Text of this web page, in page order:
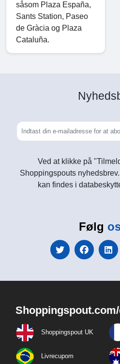
såsom Plaza España,
Sants Station, Paseo
de Gràcia og Plaza
Cataluña.
Ved at klikke på
Shoppingspouts
kan findes i
Følg
Shoppingspout UK
Livrecupom